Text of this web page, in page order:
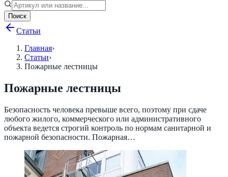
Поиск
Статьи
Главная›
Статьи›
Пожарные лестницы
Пожарные лестницы
Безопасность человека превыше всего, поэтому при сдаче
любого жилого, коммерческого или административного
объекта ведется строгий контроль по нормам санитарной и
пожарной безопасности. Пожарная…